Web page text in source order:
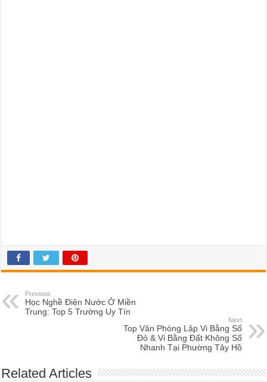
Previous
Học Nghề Điện Nước Ở Miền
Trung: Top 5 Trường Uy Tín
Next
Top Văn Phòng Lập Vi Bằng Sổ
Đỏ & Vi Bằng Đất Không Sổ
Nhanh Tại Phường Tây Hồ
Related Articles